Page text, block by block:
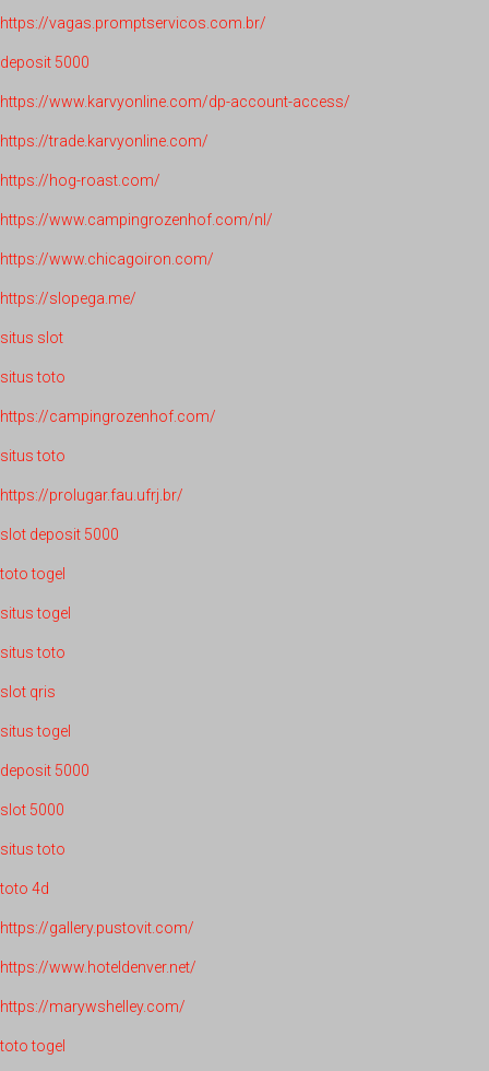
https://vagas.promptservicos.com.br/
deposit 5000
https://www.karvyonline.com/dp-account-access/
https://trade.karvyonline.com/
https://hog-roast.com/
https://www.campingrozenhof.com/nl/
https://www.chicagoiron.com/
https://slopega.me/
situs slot
situs toto
https://campingrozenhof.com/
situs toto
https://prolugar.fau.ufrj.br/
slot deposit 5000
toto togel
situs togel
situs toto
slot qris
situs togel
deposit 5000
slot 5000
situs toto
toto 4d
https://gallery.pustovit.com/
https://www.hoteldenver.net/
https://marywshelley.com/
toto togel